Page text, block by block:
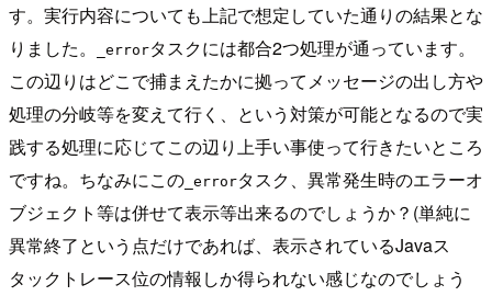
す。実行内容についても上記で想定していた通りの結果とな
りました。
_errorタスクには都合2つ処理が通っています。
この辺りはどこで捕まえたかに拠ってメッセージの出し方や
処理の分岐等を変えて行く、という対策が可能となるので実
践する処理に応じてこの辺り上手い事使って行きたいところ
ですね。ちなみにこの _errorタスク、異常発生時のエラーオ
ブジェクト等は併せて表示等出来るのでしょうか？(単純に
異常終了という点だけであれば、表示されているJavaス
タックトレース位の情報しか得られない感じなのでしょう